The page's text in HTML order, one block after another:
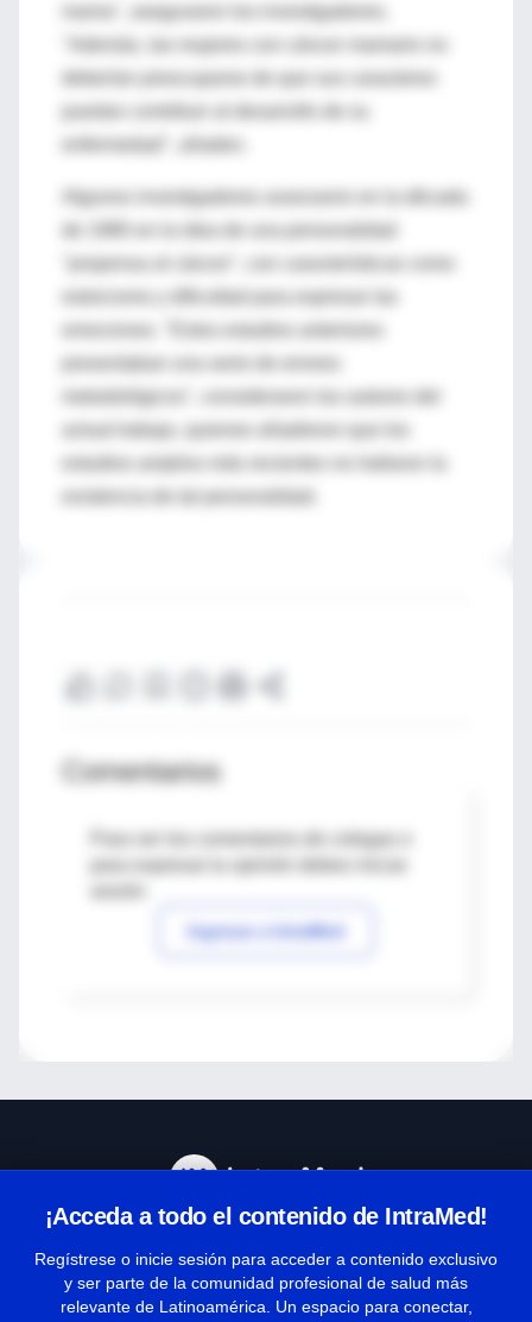
mama", aseguraron los investigadores.
deberían preocuparse de que sus caracteres
Algunos investigadores avanzaron en la década
metodológicos", consideraron los autores del
Comentarios
Para ver los comentarios de colegas o
Ingresar a IntraMed
¡Acceda a todo el contenido de IntraMed!
Regístrese o inicie sesión para acceder a contenido exclusivo
y ser parte de la comunidad profesional de salud más
relevante de Latinoamérica. Un espacio para conectar,